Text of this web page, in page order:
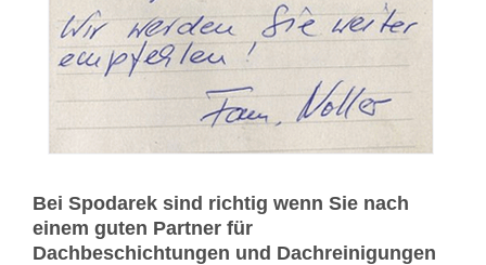
Bei Spodarek sind richtig wenn Sie nach
einem guten Partner für
Dachbeschichtungen und Dachreinigungen